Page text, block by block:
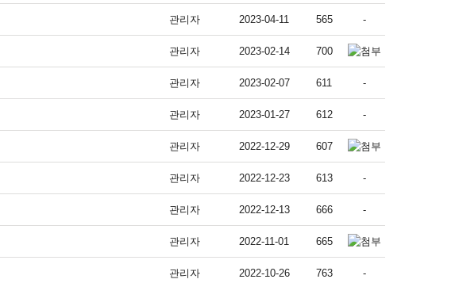
관리자 2023-04-11 565 -
관리자 2023-02-14 700
관리자 2023-02-07 611 -
관리자 2023-01-27 612 -
관리자 2022-12-29 607
관리자 2022-12-23 613 -
관리자 2022-12-13 666 -
관리자 2022-11-01 665
관리자 2022-10-26 763 -